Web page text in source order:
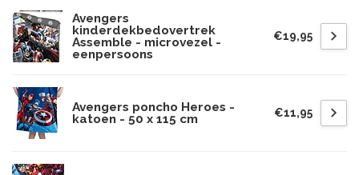
Avengers
kinderdekbedovertrek
Assemble - microvezel -
eenpersoons
€19,95
Avengers poncho Heroes -
katoen - 50 x 115 cm
€11,95